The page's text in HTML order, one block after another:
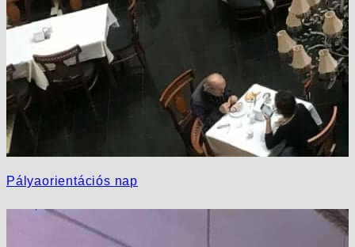
Pályaorientációs nap